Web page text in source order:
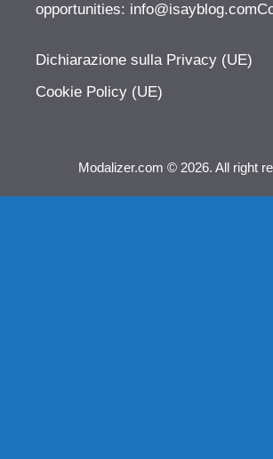
opportunities:
Dichiarazione sulla Privacy (UE)
Cookie Policy (UE)
Modalizer.com © 2026. All right